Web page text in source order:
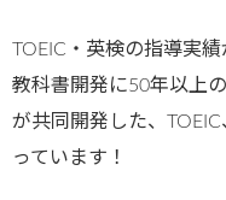
TOEIC・英検の指導実
教科書開発に50年以上
が共同開発した、
っています！